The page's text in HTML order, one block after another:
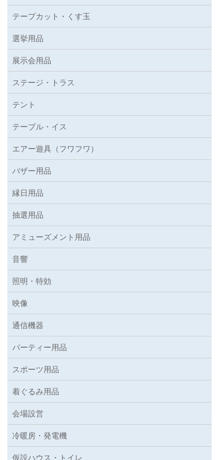
テープカット・くす玉
選挙用品
展示会用品
ステージ・トラス
テント
テーブル・イス
エアー遊具（フワフワ）
バザー用品
縁日用品
抽選用品
アミューズメント用品
音響
照明・特効
映像
通信機器
パーティー用品
スポーツ用品
着ぐるみ用品
会場設営
冷暖房・発電機
仮設ハウス・トイレ